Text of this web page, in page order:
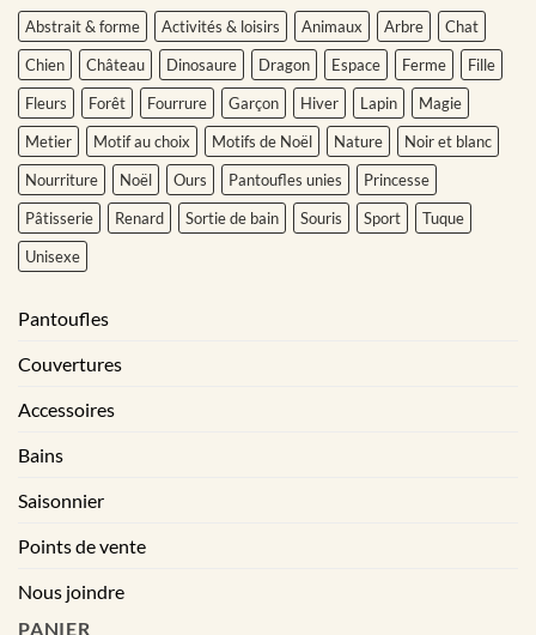
Abstrait & forme Activités & loisirs Animaux Arbre
Chat
Chien
Château Dinosaure Dragon Espace Ferme
Fille
Fleurs
Forêt Fourrure Garçon Hiver Lapin
Magie
Metier
Motif au choix Motifs de Noël Nature
Noir et blanc
Nourriture
Noël Ours Pantoufles unies
Princesse
Pâtisserie
Renard Sortie de bain Souris Sport
Tuque
Unisexe
Pantoufles
Couvertures
Accessoires
Bains
Saisonnier
Points de vente
Nous joindre
PANIER